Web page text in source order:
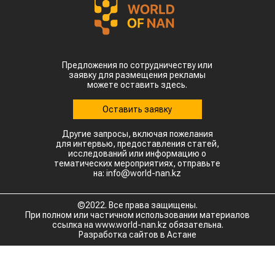
Предложения по сотрудничеству или
заявку для размещения рекламы
можете оставить здесь.
Оставить заявку
Другие запросы, включая пожелания
для интервью, предоставления статей,
исследований или информацию о
тематических мероприятиях, отправьте
на: info@world-nan.kz
©2022. Все права защищены.
При полном или частичном использовании материалов
ссылка на www.world-nan.kz обязательна.
Разработка сайтов в Астане